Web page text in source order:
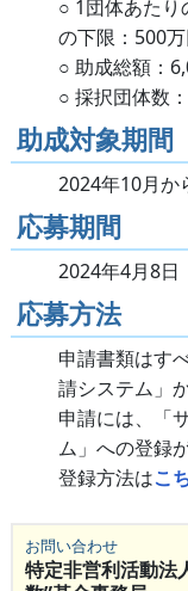
○ 1団体あたり
の下限：500万
○ 助成総額：
○ 採択団体数
助成対象期間
2024年10月か
応募期間
2024年4月8日
応募方法
申請書類はす
請システム」
申請には、「
ム」への登録
登録方法はこ
お問い合わせ
特定非営利活動